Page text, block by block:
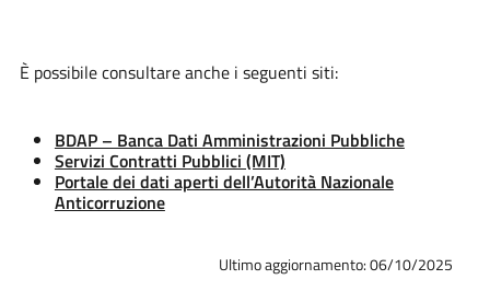
È possibile consultare anche i seguenti siti:
BDAP – Banca Dati Amministrazioni Pubbliche
Servizi Contratti Pubblici (MIT)
Portale dei dati aperti dell’Autorità Nazionale
Anticorruzione
Ultimo aggiornamento: 06/10/2025